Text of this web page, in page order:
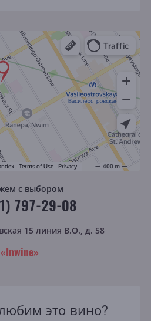
с выбором
797-29-08
15 линия В.О., д. 58
«Inwine»
это вино?